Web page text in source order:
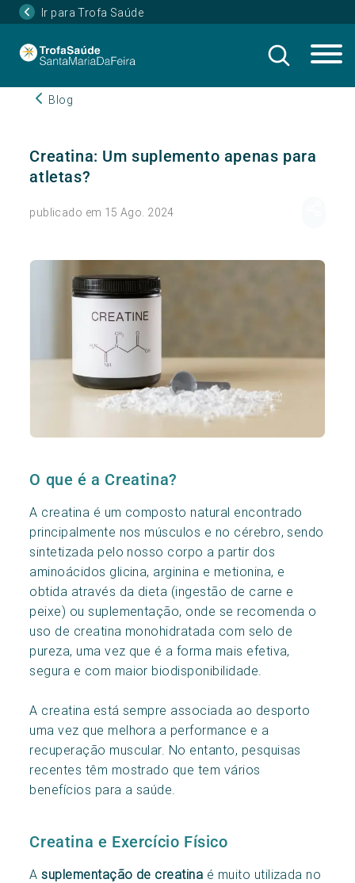
Ir para Trofa Saúde
Blog
Creatina: Um suplemento apenas para
atletas?
publicado em 15 Ago. 2024
O que é a Creatina?
A creatina é um composto natural encontrado
principalmente nos músculos e no cérebro, sendo
sintetizada pelo nosso corpo a partir dos
aminoácidos glicina, arginina e metionina, e
obtida através da dieta (ingestão de carne e
peixe) ou suplementação, onde se recomenda o
uso de creatina monohidratada com selo de
pureza, uma vez que é a forma mais efetiva,
segura e com maior biodisponibilidade.
A creatina está sempre associada ao desporto
uma vez que melhora a performance e a
recuperação muscular. No entanto, pesquisas
recentes têm mostrado que tem vários
benefícios para a saúde.
Creatina e Exercício Físico
Asuplementação de creatina é muito utilizada no